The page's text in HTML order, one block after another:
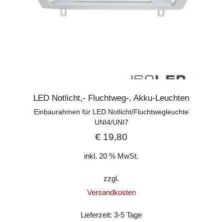
LED Notlicht,- Fluchtweg-, Akku-Leuchten
Einbaurahmen für LED Notlicht/Fluchtwegleuchte
UNI4/UNI7
€ 19,80
inkl. 20 % MwSt.
zzgl.
Versandkosten
Lieferzeit:3-5 Tage